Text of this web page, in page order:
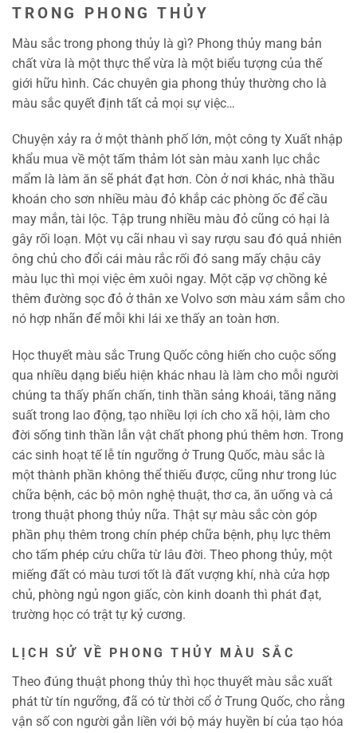
TRONG PHONG THỦY
Màu sắc trong phong thủy là gì? Phong thủy mang bản
chất vừa là một thực thể vừa là một biểu tượng của thế
giới hữu hình. Các chuyên gia phong thủy thường cho là
màu sắc quyết định tất cả mọi sự việc…
Chuyện xảy ra ở một thành phố lớn, một công ty Xuất nhập
khẩu mua về một tấm thảm lót sàn màu xanh lục chắc
mẩm là làm ăn sẽ phát đạt hơn. Còn ở nơi khác, nhà thầu
khoán cho sơn nhiều màu đỏ khắp các phòng ốc để cầu
may mắn, tài lộc. Tập trung nhiều màu đỏ cũng có hại là
gây rối loạn. Một vụ cãi nhau vì say rượu sau đó quả nhiên
ông chủ cho đổi cái màu rắc rối đó sang mấy chậu cây
màu lục thì mọi việc êm xuôi ngay. Một cặp vợ chồng kẻ
thêm đường sọc đỏ ở thân xe Volvo sơn màu xám sẫm cho
nó hợp nhãn để mỗi khi lái xe thấy an toàn hơn.
Học thuyết màu sắc Trung Quốc công hiến cho cuộc sống
qua nhiều dạng biểu hiện khác nhau là làm cho mỗi người
chúng ta thấy phấn chấn, tinh thần sảng khoái, tăng năng
suất trong lao động, tạo nhiều lợi ích cho xã hội, làm cho
đời sống tinh thần lẫn vật chất phong phú thêm hơn. Trong
các sinh hoạt tế lễ tín ngưỡng ở Trung Quốc, màu sắc là
một thành phần không thể thiếu được, cũng như trong lúc
chữa bệnh, các bộ môn nghệ thuật, thơ ca, ăn uống và cả
trong thuật phong thủy nữa. Thật sự màu sắc còn góp
phần phụ thêm trong chín phép chữa bệnh, phụ lực thêm
cho tấm phép cứu chữa từ lâu đời. Theo phong thủy, một
miếng đất có màu tươi tốt là đất vượng khí, nhà cửa hợp
chủ, phòng ngủ ngon giấc, còn kinh doanh thì phát đạt,
trường học có trật tự kỷ cương.
LỊCH SỬ VỀ PHONG THỦY MÀU SẮC
Theo đúng thuật phong thủy thì học thuyết màu sắc xuất
phát từ tín ngưỡng, đã có từ thời cổ ở Trung Quốc, cho rằng
vận số con người gắn liền với bộ máy huyền bí của tạo hóa